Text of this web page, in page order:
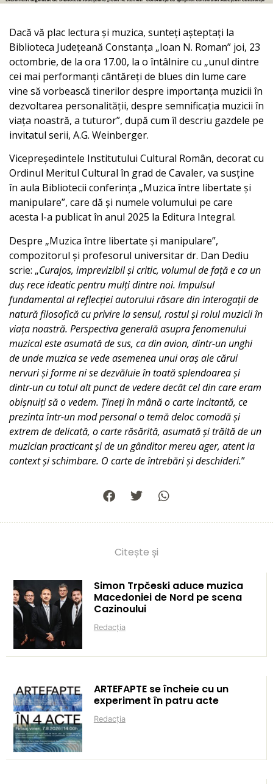
Dacă vă plac lectura și muzica, sunteți așteptați la
Biblioteca Județeană Constanța „Ioan N. Roman” joi, 23
octombrie, de la ora 17.00, la o întâlnire cu „unul dintre
cei mai performanți cântăreți de blues din lume care
vine să vorbească tinerilor despre importanța muzicii în
dezvoltarea personalității, despre semnificația muzicii în
viața noastră, a tuturor”, după cum îl descriu gazdele pe
invitatul serii, A.G. Weinberger.
Vicepreședintele Institutului Cultural Român, decorat cu
Ordinul Meritul Cultural în grad de Cavaler, va susține
în aula Bibliotecii conferința „Muzica între libertate și
manipulare”, care dă și numele volumului pe care
acesta l-a publicat în anul 2025 la Editura Integral.
Despre „Muzica între libertate și manipulare”,
compozitorul și profesorul universitar dr. Dan Dediu
scrie: „Curajos, imprevizibil și critic, volumul de față e ca un
duș rece ideatic pentru mulți dintre noi. Impulsul
fundamental al reflecției autorului răsare din interogații de
natură filosofică cu privire la sensul, rostul și rolul muzicii în
viața noastră. Perspectiva generală asupra fenomenului
muzical este asumată de sus, ca din avion, dintr-un unghi
de unde muzica se vede asemenea unui oraș ale cărui
nervuri și forme ni se dezvăluie în toată splendoarea și
dintr-un cu totul alt punct de vedere decât cel din care eram
obișnuiți să o vedem. Țineți în mână o carte incitantă, ce
prezinta într-un mod personal o temă deloc comodă și
extrem de delicată, o carte răsărită, asumată și trăită de un
muzician practicant și de un gânditor mereu ager, atent la
context și schimbare. O carte de întrebări și deschideri.”
Citește și
Simon Trpčeski aduce muzica
Macedoniei de Nord pe scena
Cazinoului
Redacția
ARTEFAPTE se încheie cu un
experiment în patru acte
Redacția